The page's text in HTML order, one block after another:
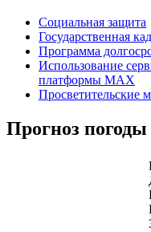
Социальная защита
Государственная
Программа
Использование
платформы MAX
Просветительские
Прогноз погоды